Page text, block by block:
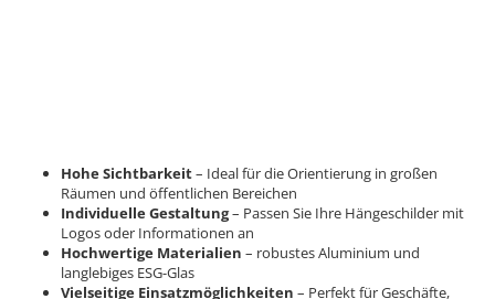
Hohe Sichtbarkeit– Ideal für die Orientierung in großen
Räumen und öffentlichen Bereichen
Individuelle Gestaltung– Passen Sie Ihre Hängeschilder mit
Logos oder Informationen an
Hochwertige Materialien – robustes Aluminium und
langlebiges ESG-Glas
Vielseitige Einsatzmöglichkeiten – Perfekt für Geschäfte,